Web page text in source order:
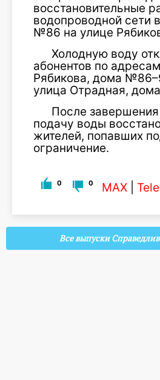
восстановительные
водопроводной сети
№86 на улице
Холодную воду
абонентов по
Рябикова, дома
улица Отрадная,
После
подачу воды
жителей, попавших
ограничение.
0 0 MAX
Все выпуски